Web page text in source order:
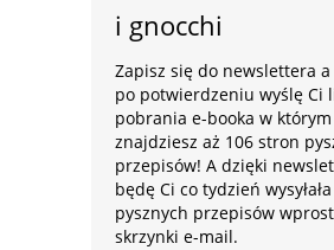
i gnocchi
Zapisz się do newslettera
po potwierdzeniu wyślę Ci
pobrania e-booka w którym
znajdziesz aż 106 stron
przepisów! A dzięki
będę Ci co tydzień
pysznych przepisów
skrzynki e-mail.